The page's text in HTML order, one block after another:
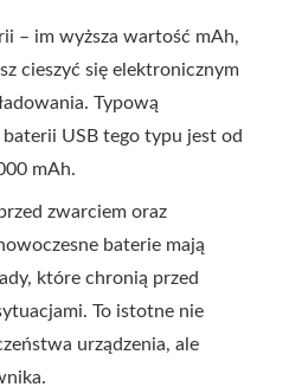
– im wyższa wartość mAh,
cieszyć się elektronicznym
Typową
USB tego typu jest od
mAh.
zwarciem oraz
baterie mają
które chronią przed
To istotne nie
urządzenia, ale